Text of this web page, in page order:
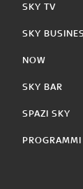
SKY TV
SKY
NOW
SKY BAR
SPAZI SKY
PROGRAMMI